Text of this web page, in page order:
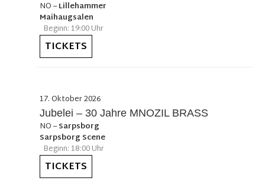
NO–Lillehammer
Maihaugsalen
Beginn: 19:00 Uhr
TICKETS
17. Oktober 2026
Jubelei – 30 Jahre MNOZIL BRASS
NO–Sarpsborg
Sarpsborg Scene
Beginn: 18:00 Uhr
TICKETS